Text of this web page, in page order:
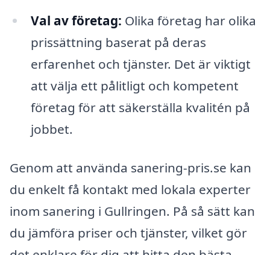
Val av företag: Olika företag har olika
prissättning baserat på deras
erfarenhet och tjänster. Det är viktigt
att välja ett pålitligt och kompetent
företag för att säkerställa kvalitén på
jobbet.
Genom att använda sanering-pris.se kan
du enkelt få kontakt med lokala experter
inom sanering i Gullringen. På så sätt kan
du jämföra priser och tjänster, vilket gör